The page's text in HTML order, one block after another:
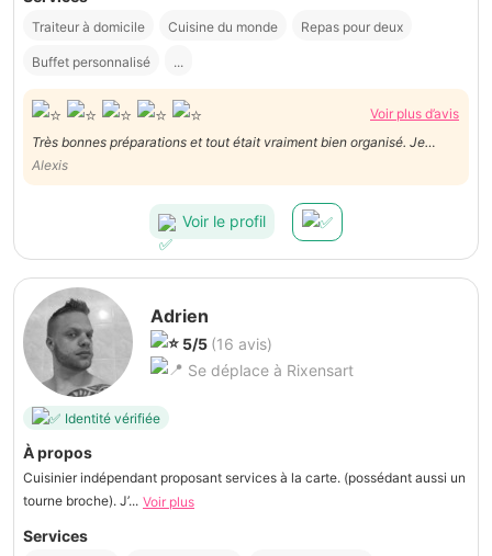
Traiteur à domicile Cuisine du monde Repas pour deux
Buffet personnalisé ...
Voir plus d’avis
Très bonnes préparations et tout était vraiment bien organisé. Je
recommande vivement ses services et referai appel à elle !
Alexis
Voir le profil
Adrien
5/5 (16 avis)
Se déplace à Rixensart
Identité vérifiée
À propos
Cuisinier indépendant proposant services à la carte. (possédant aussi un
tourne broche). J’... Voir plus
Services